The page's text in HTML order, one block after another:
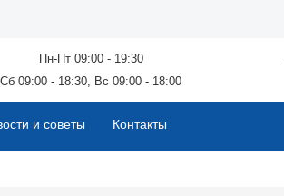
Пн-Пт 09:00 - 19:30
Сб 09:00 - 18:30, Вс 09:00 - 18:00
и советы Контакты